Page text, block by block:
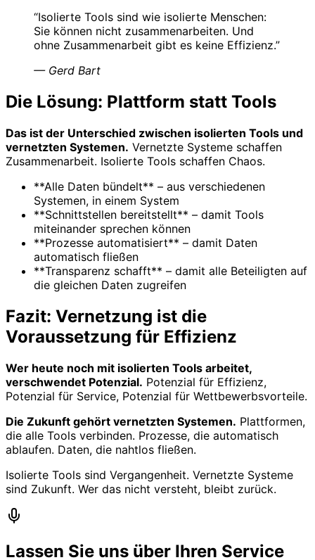
“Isolierte Tools sind wie isolierte Menschen:
Sie können nicht zusammenarbeiten. Und
ohne Zusammenarbeit gibt es keine Effizienz.”
— Gerd Bart
Die Lösung: Plattform statt Tools
Das ist der Unterschied zwischen isolierten Tools und
vernetzten Systemen. Vernetzte Systeme schaffen
Zusammenarbeit. Isolierte Tools schaffen Chaos.
**Alle Daten bündelt** – aus verschiedenen
Systemen, in einem System
**Schnittstellen bereitstellt** – damit Tools
miteinander sprechen können
**Prozesse automatisiert** – damit Daten
automatisch fließen
**Transparenz schafft** – damit alle Beteiligten auf
die gleichen Daten zugreifen
Fazit: Vernetzung ist die
Voraussetzung für Effizienz
Wer heute noch mit isolierten Tools arbeitet,
verschwendet Potenzial. Potenzial für Effizienz,
Potenzial für Service, Potenzial für Wettbewerbsvorteile.
Die Zukunft gehört vernetzten Systemen. Plattformen,
die alle Tools verbinden. Prozesse, die automatisch
ablaufen. Daten, die nahtlos fließen.
Isolierte Tools sind Vergangenheit. Vernetzte Systeme
sind Zukunft. Wer das nicht versteht, bleibt zurück.
Lassen Sie uns über Ihren Service